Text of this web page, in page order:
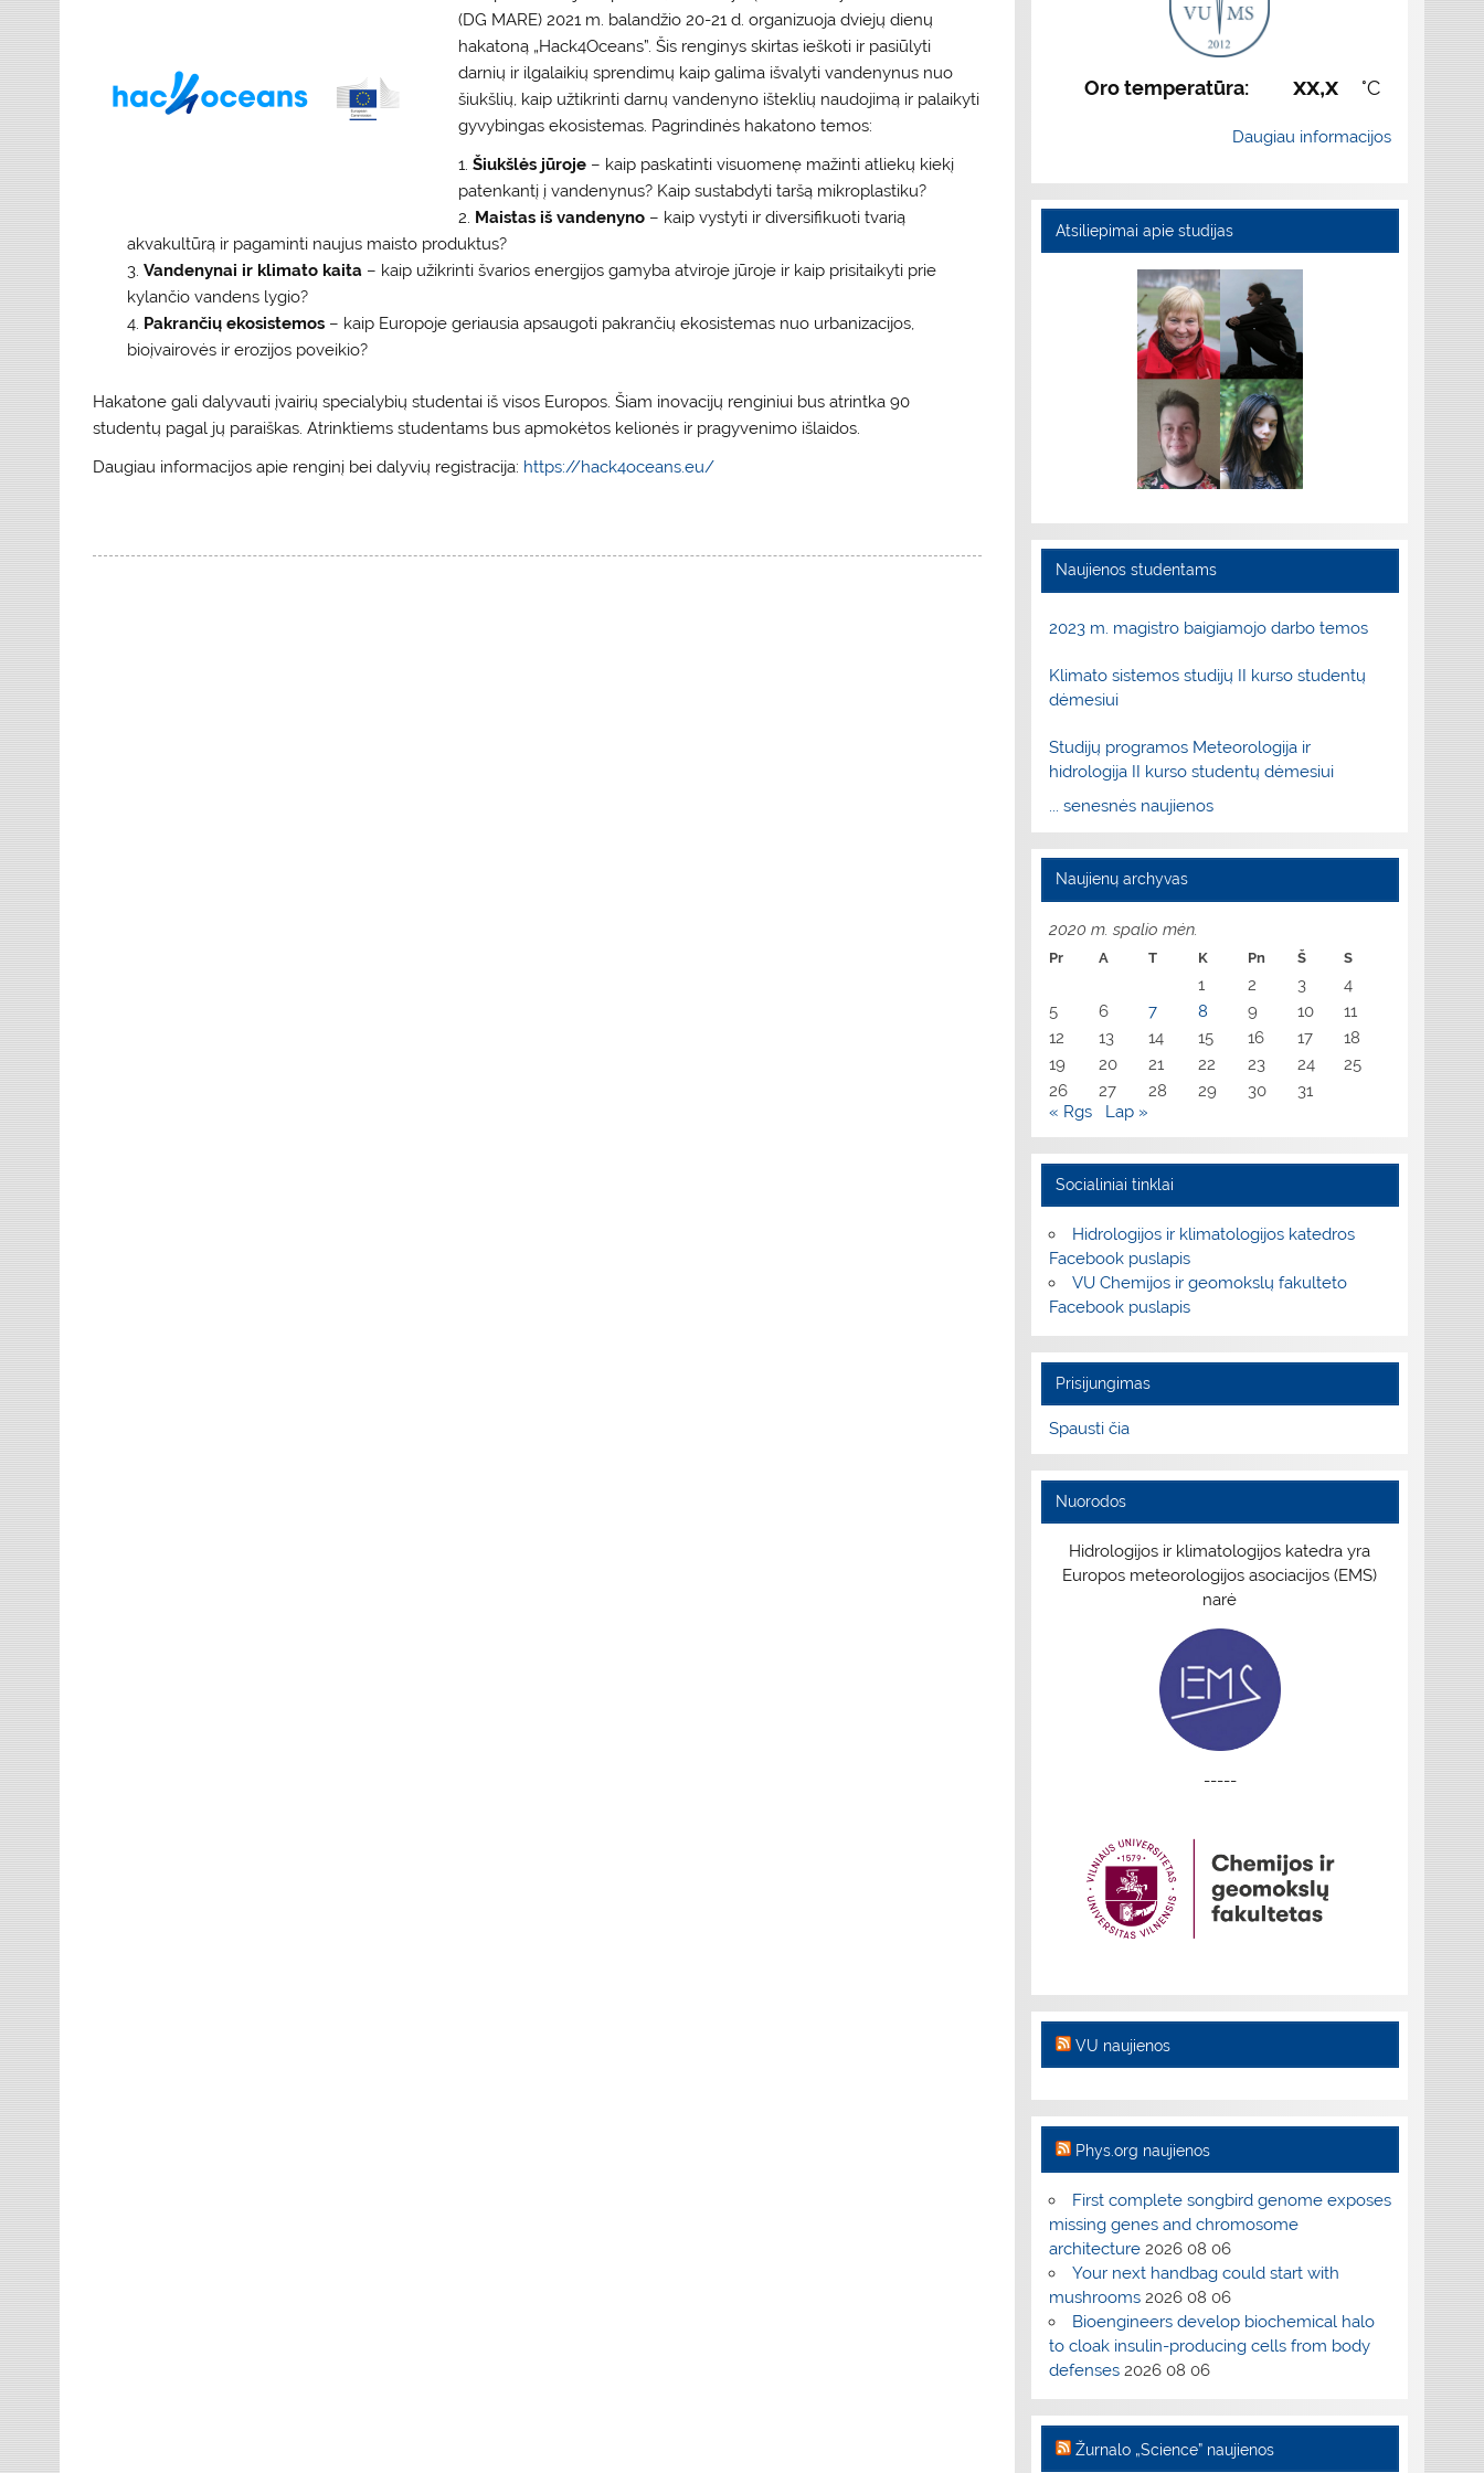
(DG MARE) 2021 m. balandžio 20-21 d. organizuoja dviejų dienų
hakatoną „Hack4Oceans”. Šis renginys skirtas ieškoti ir pasiūlyti
darnių ir ilgalaikių sprendimų kaip galima išvalyti vandenynus nuo
šiukšlių, kaip užtikrinti darnų vandenyno išteklių naudojimą ir palaikyti
gyvybingas ekosistemas. Pagrindinės hakatono temos:
Šiukšlės jūroje– kaip paskatinti visuomenę mažinti atliekų kiekį
patenkantį į vandenynus? Kaip sustabdyti taršą mikroplastiku?
Maistas iš vandenyno– kaip vystyti ir diversifikuoti tvarią
akvakultūrą ir pagaminti naujus maisto produktus?
Vandenynai ir klimato kaita– kaip užikrinti švarios energijos gamyba atviroje jūroje ir kaip prisitaikyti prie
kylančio vandens lygio?
Pakrančių ekosistemos– kaip Europoje geriausia apsaugoti pakrančių ekosistemas nuo urbanizacijos,
bioįvairovės ir erozijos poveikio?
Hakatone gali dalyvauti įvairių specialybių studentai iš visos Europos. Šiam inovacijų renginiui bus atrintka 90
studentų pagal jų paraiškas. Atrinktiems studentams bus apmokėtos kelionės ir pragyvenimo išlaidos.
Daugiau informacijos apie renginį bei dalyvių registracija: https://hack4oceans.eu/
Oro temperatūra: xx,x °C
Daugiau informacijos
Atsiliepimai apie studijas
Naujienos studentams
2023 m. magistro baigiamojo darbo temos
Klimato sistemos studijų II kurso studentų
dėmesiui
Studijų programos Meteorologija ir
hidrologija II kurso studentų dėmesiui
... senesnės naujienos
Naujienų archyvas
2020 m. spalio mėn.
Pr A T K Pn Š S
1 2 3
4
5
6 7 8 9 10
11
12
13 14 15 16 17
18
19
20 21 22 23 24
25
26
27 28 29 30
31
« Rgs
Lap »
Socialiniai tinklai
Hidrologijos ir klimatologijos katedros
Facebook puslapis
VU Chemijos ir geomokslų fakulteto
Facebook puslapis
Prisijungimas
Spausti čia
Nuorodos
Hidrologijos ir klimatologijos katedra yra
Europos meteorologijos asociacijos (EMS)
narė
-----
VU naujienos
Phys.org naujienos
First complete songbird genome exposes
missing genes and chromosome
architecture 2026 08 06
Your next handbag could start with
mushrooms 2026 08 06
Bioengineers develop biochemical halo
to cloak insulin-producing cells from body
defenses 2026 08 06
Žurnalo „Science” naujienos